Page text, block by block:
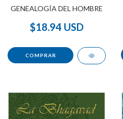
GENEALOGÍA DEL HOMBRE
$18.94 USD